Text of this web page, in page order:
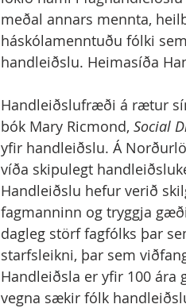
meðal annars mennta,
háskólamenntuðu fólki
handleiðslu. Heimasíða
Handleiðslufræði á rætur
bók Mary Ricmond, Social
yfir handleiðslu. Á
víða skipulegt
Handleiðslu hefur verið
fagmanninn og tryggja
dagleg störf fagfólks þar
starfsleikni, þar sem
Handleiðsla er yfir 100
vegna sækir fólk